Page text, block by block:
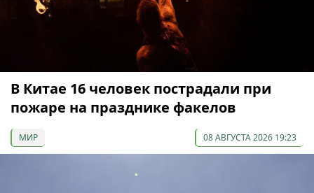
В Китае 16 человек пострадали при
пожаре на празднике факелов
МИР 08 АВГУСТА 2026 19:23